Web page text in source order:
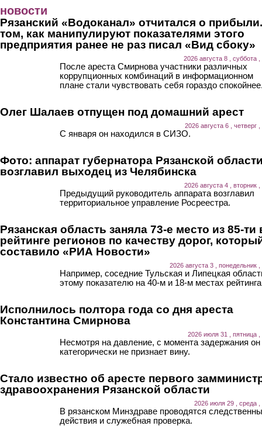
новости
Рязанский «Водоканал» отчитался о
том, как манипулируют показателями этого
предприятия ранее не раз писал «Вид сбоку»
2026 августа 8 , суббота ,
После ареста Смирнова участники различных
коррупционных комбинаций в информационном
плане стали чувствовать себя гораздо
Олег Шалаев отпущен под домашний арест
2026 августа 6 , четверг
С января он находился в СИЗО.
Фото: аппарат губернатора Рязанской
возглавил выходец из Челябинска
2026 августа 4 , вторник
Предыдущий руководитель аппарата возглавил
территориальное управление Росреестра.
Рязанская область заняла 73-е место из 85-ти
рейтинге регионов по качеству дорог,
составило «РИА Новости»
2026 августа 3 , понедельник ,
Например, соседние Тульская и Липецкая
этому показателю на 40-м и 18-м местах
Исполнилось полтора года со дня ареста
Константина Смирнова
2026 июля 31 , пятница ,
Несмотря на давление, с момента задержания он
категорически не признает вину.
Стало известно об аресте первого
здравоохранения Рязанской области
2026 июля 29 , среда ,
В рязанском Минздраве проводятся
действия и служебная проверка.